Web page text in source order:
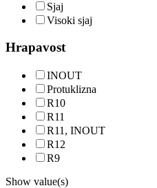
Sjaj
Visoki sjaj
Hrapavost
INOUT
Protuklizna
R10
R11
R11, INOUT
R12
R9
Show value(s)